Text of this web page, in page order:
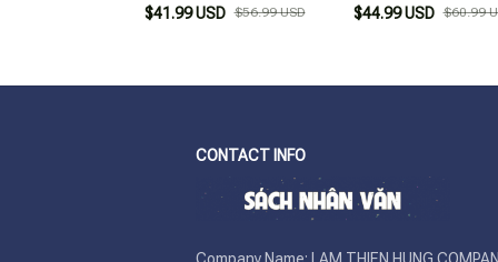
$41.99 USD $56.99 USD
Bookmark + Postcard +
$44.99 USD $60.99
CONTACT INFO